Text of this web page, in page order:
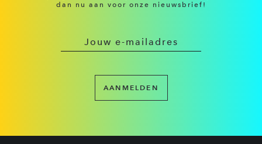
dan nu aan voor onze nieuwsbrief!
AANMELDEN